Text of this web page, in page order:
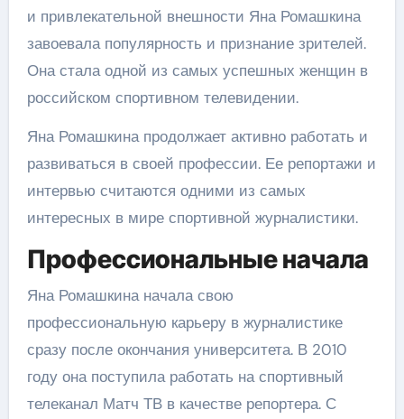
и привлекательной внешности Яна Ромашкина
завоевала популярность и признание зрителей.
Она стала одной из самых успешных женщин в
российском спортивном телевидении.
Яна Ромашкина продолжает активно работать и
развиваться в своей профессии. Ее репортажи и
интервью считаются одними из самых
интересных в мире спортивной журналистики.
Профессиональные начала
Яна Ромашкина начала свою
профессиональную карьеру в журналистике
сразу после окончания университета. В 2010
году она поступила работать на спортивный
телеканал Матч ТВ в качестве репортера. С